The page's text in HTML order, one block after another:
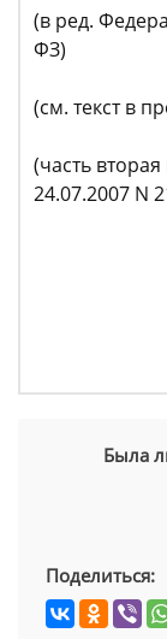
(в ред.
ФЗ)
(см. текст в
(часть
24.07.2007 N
Была
Поделиться: